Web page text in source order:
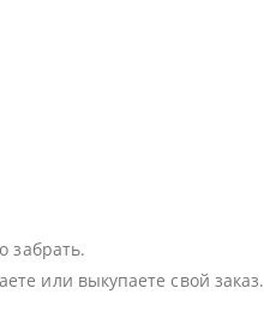
забрать.
или выкупаете свой заказ.